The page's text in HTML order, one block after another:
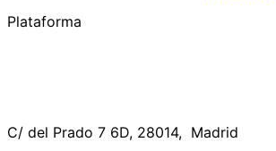
Plataforma
C/ del Prado 7 6D, 28014, Madrid